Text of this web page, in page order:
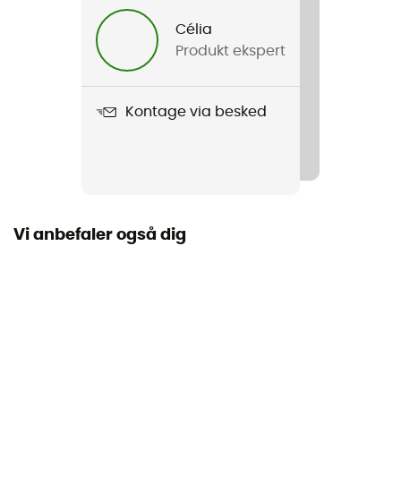
Célia
Produkt ekspert
Kontage via besked
Vi anbefaler også dig